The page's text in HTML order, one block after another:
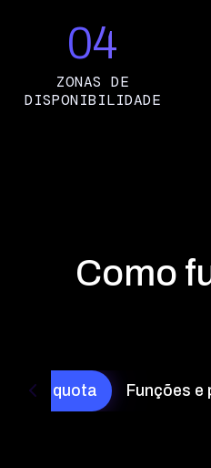
04
ZONAS DE
DISPONIBILIDADE
Como
quota Funções e